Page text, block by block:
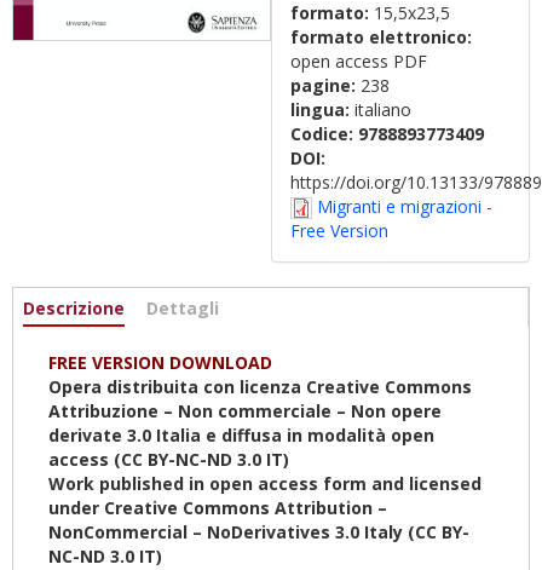
formato: 15,5x23,5
formato elettronico:
open access PDF
pagine: 238
lingua: italiano
Codice: 9788893773409
DOI:
https://doi.org/10.13133/
Migranti e migrazioni -
Free Version
Informazioni
Descrizione (scheda
Dettagli
FREE VERSION DOWNLOAD
Opera distribuita con licenza Creative Commons
Attribuzione – Non commerciale – Non opere
derivate 3.0 Italia e diffusa in modalità open
access (CC BY-NC-ND 3.0 IT)
Work published in open access form and licensed
under Creative Commons Attribution –
NonCommercial – NoDerivatives 3.0 Italy (CC BY-
NC-ND 3.0 IT)